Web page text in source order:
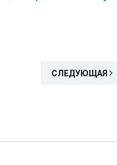
СЛЕДУЮЩАЯ